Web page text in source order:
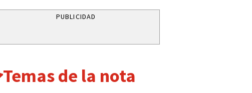
PUBLICIDAD
Temas de la nota